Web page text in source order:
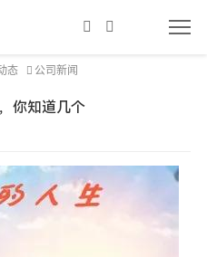
态 公司新闻
你知道几个